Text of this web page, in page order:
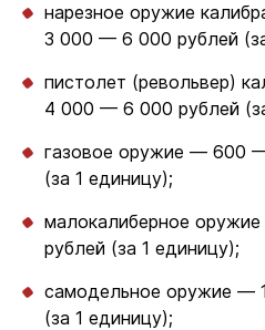
нарезное оружие
3 000 — 6 000 рублей
пистолет (револьвер)
4 000 — 6 000 рублей
газовое оружие — 600
(за 1 единицу);
малокалиберное
рублей (за 1 единицу);
самодельное оружие —
(за 1 единицу);